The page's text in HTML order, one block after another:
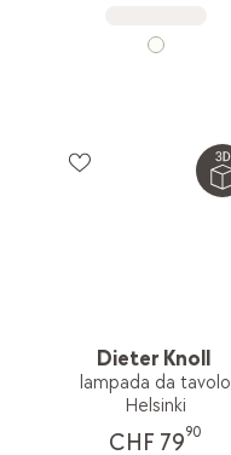
Dieter Knoll
lampada da tavolo
Helsinki
CHF 7990